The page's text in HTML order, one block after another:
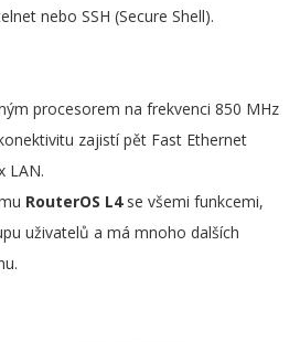
nebo SSH (Secure Shell).
procesorem na frekvenci 850 MHz
zajistí pět Fast Ethernet
LAN.
RouterOS L4se všemi funkcemi,
uživatelů a má mnoho dalších